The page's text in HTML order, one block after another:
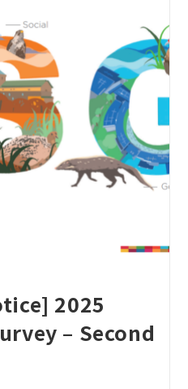
2025
– Second